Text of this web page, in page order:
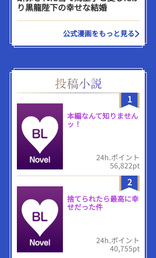
り黒龍陛下の幸せな結婚
公式漫画をもっと見る
1
本編なんて知りません
ッ！
24h.ポイント
56,822pt
2
捨てられたら最高に幸
せだった件
24h.ポイント
40,755pt